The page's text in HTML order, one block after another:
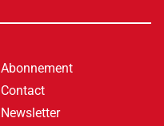
Abonnement
Contact
Newsletter